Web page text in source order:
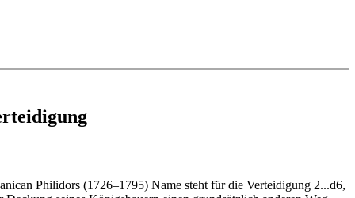
Philidors (1726–1795) Name steht für die Verteidigung 2...d6,